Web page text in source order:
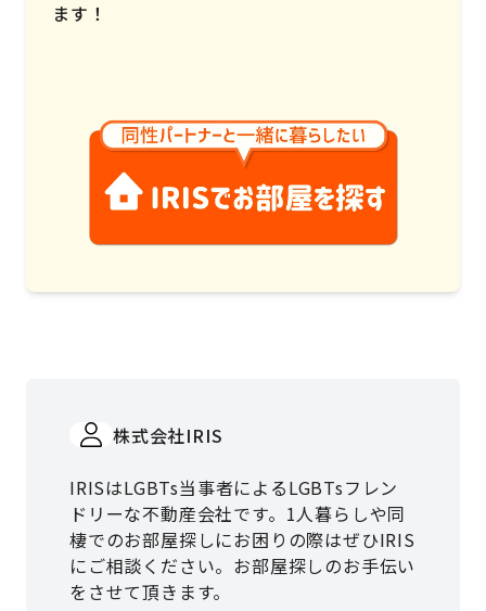
ます！
株式会社IRIS
IRISはLGBTs当事者によるLGBTsフレン
ドリーな不動産会社です。1人暮らしや同
棲でのお部屋探しにお困りの際はぜひIRIS
にご相談ください。お部屋探しのお手伝い
をさせて頂きます。